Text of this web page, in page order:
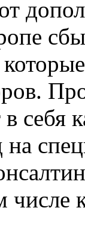
себя
на